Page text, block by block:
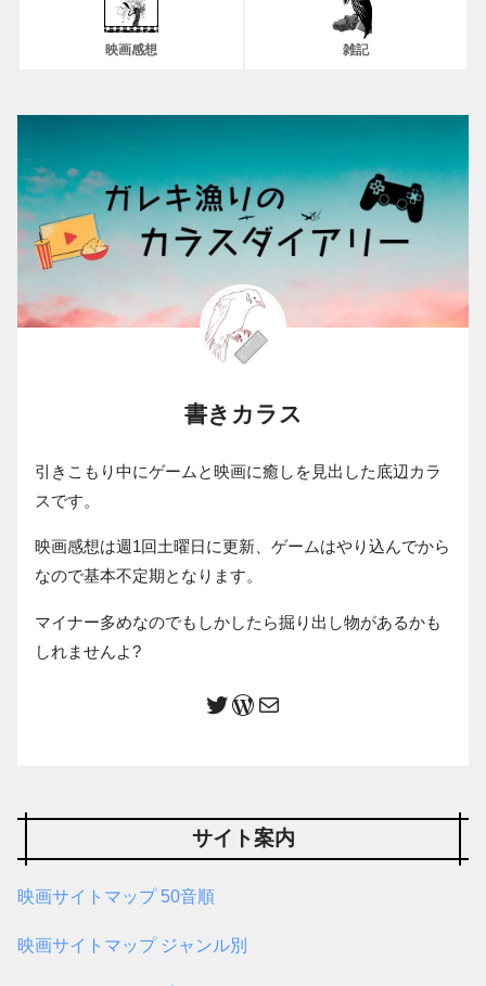
映画感想 雑記
書きカラス
引きこもり中にゲームと映画に癒しを見出した底辺カラ
スです。
映画感想は週1回土曜日に更新、ゲームはやり込んでから
なので基本不定期となります。
マイナー多めなのでもしかしたら掘り出し物があるかも
しれませんよ?
サイト案内
映画サイトマップ 50音順
映画サイトマップ ジャンル別